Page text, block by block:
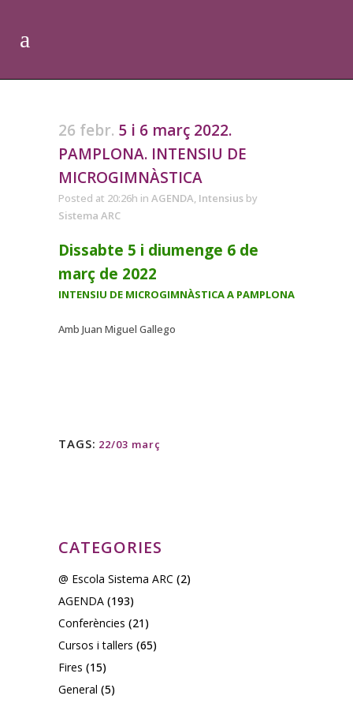
26 febr. 5 i 6 març 2022.
PAMPLONA. INTENSIU DE
MICROGIMNÀSTICA
Posted at 20:26h in AGENDA, Intensius by
Sistema ARC
Dissabte 5 i diumenge 6 de
març de 2022
INTENSIU DE MICROGIMNÀSTICA A PAMPLONA
Amb Juan Miguel Gallego
TAGS: 22/03 març
CATEGORIES
@ Escola Sistema ARC (2)
AGENDA (193)
Conferències (21)
Cursos i tallers (65)
Fires (15)
General (5)